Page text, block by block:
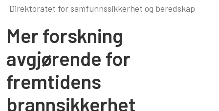
Direktoratet for samfunnssikkerhet og beredskap
Mer forskning
avgjørende for
fremtidens
brannsikkerhet